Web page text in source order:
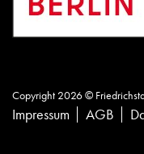
Copyright 2026 ©
Impressum AGB